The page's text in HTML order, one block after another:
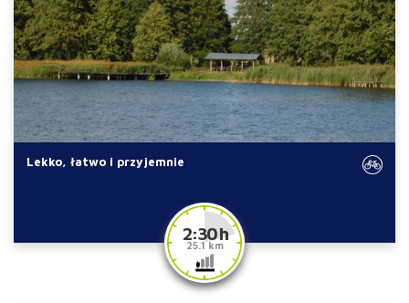
Lekko, łatwo i przyjemnie
2:30 h
25.1 km